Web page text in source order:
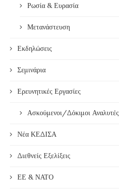
Ρωσία & Ευρασία
Μετανάστευση
Εκδηλώσεις
Σεμινάρια
Ερευνητικές Εργασίες
Ασκούμενοι/Δόκιμοι Αναλυτές
Νέα ΚΕΔΙΣΑ
Διεθνείς Εξελίξεις
ΕΕ & ΝΑΤΟ